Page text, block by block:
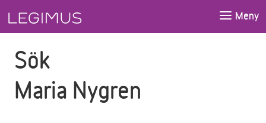
Meny
Sök
Maria Nygren